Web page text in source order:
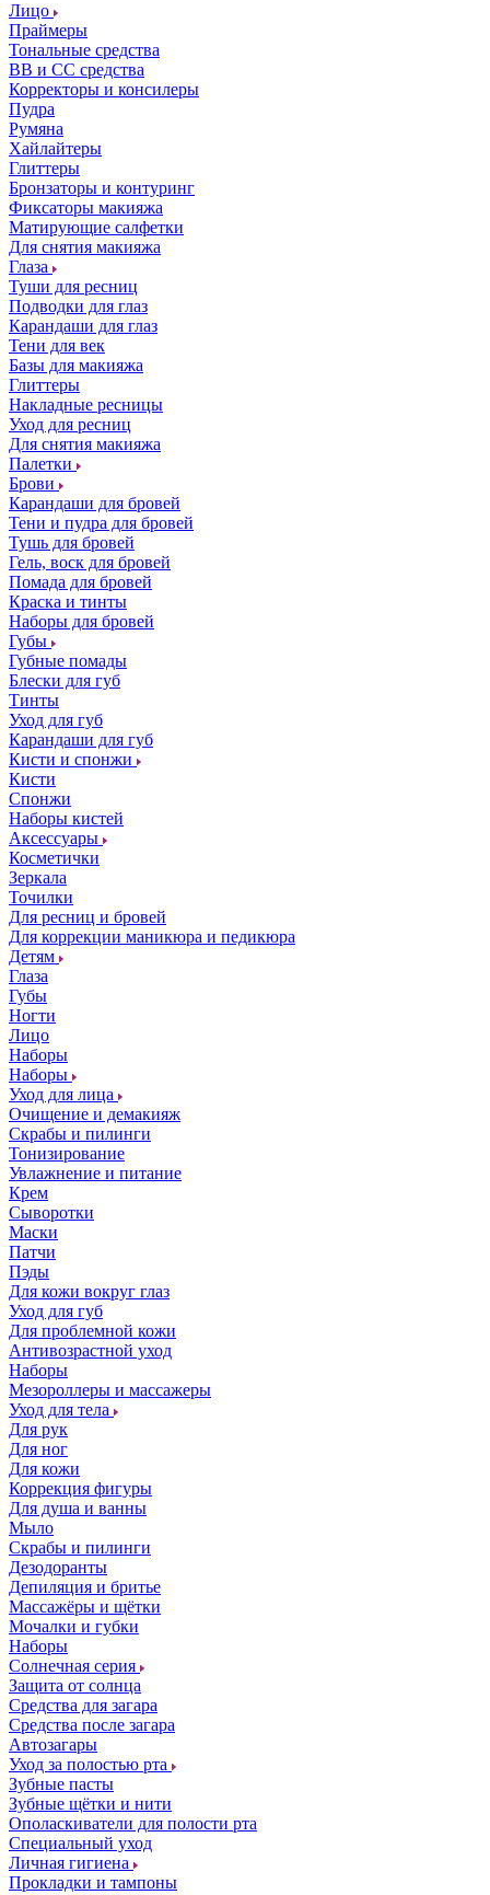
Лицо
Праймеры
Тональные средства
ВВ и СС средства
Корректоры и консилеры
Пудра
Румяна
Хайлайтеры
Глиттеры
Бронзаторы и контуринг
Фиксаторы макияжа
Матирующие салфетки
Для снятия макияжа
Глаза
Туши для ресниц
Подводки для глаз
Карандаши для глаз
Тени для век
Базы для макияжа
Глиттеры
Накладные ресницы
Уход для ресниц
Для снятия макияжа
Палетки
Брови
Карандаши для бровей
Тени и пудра для бровей
Тушь для бровей
Гель, воск для бровей
Помада для бровей
Краска и тинты
Наборы для бровей
Губы
Губные помады
Блески для губ
Тинты
Уход для губ
Карандаши для губ
Кисти и спонжи
Кисти
Спонжи
Наборы кистей
Аксессуары
Косметички
Зеркала
Точилки
Для ресниц и бровей
Для коррекции маникюра и педикюра
Детям
Глаза
Губы
Ногти
Лицо
Наборы
Наборы
Уход для лица
Очищение и демакияж
Скрабы и пилинги
Тонизирование
Увлажнение и питание
Крем
Сыворотки
Маски
Патчи
Пэды
Для кожи вокруг глаз
Уход для губ
Для проблемной кожи
Антивозрастной уход
Наборы
Мезороллеры и массажеры
Уход для тела
Для рук
Для ног
Для кожи
Коррекция фигуры
Для душа и ванны
Мыло
Скрабы и пилинги
Дезодоранты
Депиляция и бритье
Массажёры и щётки
Мочалки и губки
Наборы
Солнечная серия
Защита от солнца
Средства для загара
Средства после загара
Автозагары
Уход за полостью рта
Зубные пасты
Зубные щётки и нити
Ополаскиватели для полости рта
Специальный уход
Личная гигиена
Прокладки и тампоны